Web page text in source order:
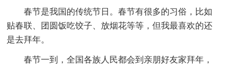
春节是我国的传统节日。春节有很多的习俗，比如
贴春联、团圆饭吃饺子、放烟花等等，但我最喜欢的还
是去拜年。
春节一到，全国各族人民都会到亲朋好友家拜年，